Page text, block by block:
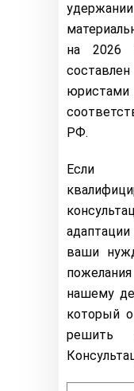
на 2026
РФ.
Если
ваши
нашему
который
решить